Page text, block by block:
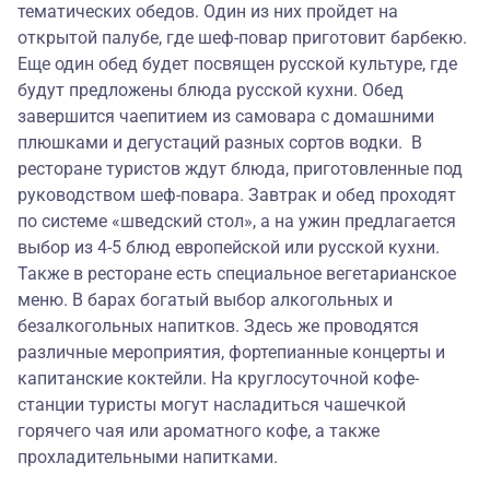
тематических обедов. Один из них пройдет на
открытой палубе, где шеф-повар приготовит барбекю.
Еще один обед будет посвящен русской культуре, где
будут предложены блюда русской кухни. Обед
завершится чаепитием из самовара с домашними
плюшками и дегустаций разных сортов водки. В
ресторане туристов ждут блюда, приготовленные под
руководством шеф-повара. Завтрак и обед проходят
по системе «шведский стол», а на ужин предлагается
выбор из 4-5 блюд европейской или русской кухни.
Также в ресторане есть специальное вегетарианское
меню. В барах богатый выбор алкогольных и
безалкогольных напитков. Здесь же проводятся
различные мероприятия, фортепианные концерты и
капитанские коктейли. На круглосуточной кофе-
станции туристы могут насладиться чашечкой
горячего чая или ароматного кофе, а также
прохладительными напитками.